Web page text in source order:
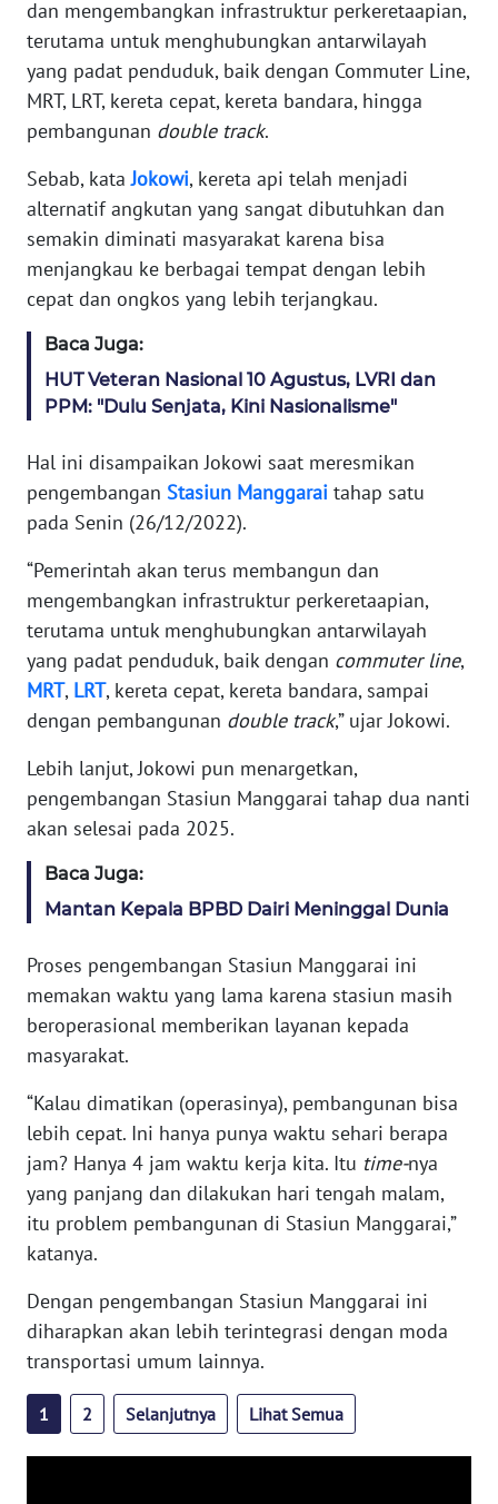
dan mengembangkan infrastruktur perkeretaapian,
terutama untuk menghubungkan antarwilayah
yang padat penduduk, baik dengan Commuter Line,
MRT, LRT, kereta cepat, kereta bandara, hingga
pembangunan double track.
Sebab, kataJokowi, kereta api telah menjadi
alternatif angkutan yang sangat dibutuhkan dan
semakin diminati masyarakat karena bisa
menjangkau ke berbagai tempat dengan lebih
cepat dan ongkos yang lebih terjangkau.
Baca Juga:
HUT Veteran Nasional 10 Agustus, LVRI dan
PPM: "Dulu Senjata, Kini Nasionalisme"
Hal ini disampaikan Jokowi saat meresmikan
pengembangan Stasiun Manggarai tahap satu
pada Senin (26/12/2022).
“Pemerintah akan terus membangun dan
mengembangkan infrastruktur perkeretaapian,
terutama untuk menghubungkan antarwilayah
yang padat penduduk, baik dengan commuter line,
MRT, LRT, kereta cepat, kereta bandara, sampai
dengan pembangunan double track,” ujar Jokowi.
Lebih lanjut, Jokowi pun menargetkan,
pengembangan Stasiun Manggarai tahap dua nanti
akan selesai pada 2025.
Baca Juga:
Mantan Kepala BPBD Dairi Meninggal Dunia
Proses pengembangan Stasiun Manggarai ini
memakan waktu yang lama karena stasiun masih
beroperasional memberikan layanan kepada
masyarakat.
“Kalau dimatikan (operasinya), pembangunan bisa
lebih cepat. Ini hanya punya waktu sehari berapa
jam? Hanya 4 jam waktu kerja kita. Itu time-nya
yang panjang dan dilakukan hari tengah malam,
itu problem pembangunan di Stasiun Manggarai,”
katanya.
Dengan pengembangan Stasiun Manggarai ini
diharapkan akan lebih terintegrasi dengan moda
transportasi umum lainnya.
1 2 Selanjutnya Lihat Semua
WAHANA
SELEB
WAHANA
PERSONA
WAHANA
OTOMOTIF
WAHANA
HEALTH
WAHANA
DESA
MAWAKA
NET
FORJASIDA
TAMBANG
NEWS
JURNAL
MARITIM
FISUELRI
NEWS
ANUGERAH
NEWS
AKHLAK
SONYA
ASA
NEWS
Informasi
INDEKS
BERITA
KONTAK